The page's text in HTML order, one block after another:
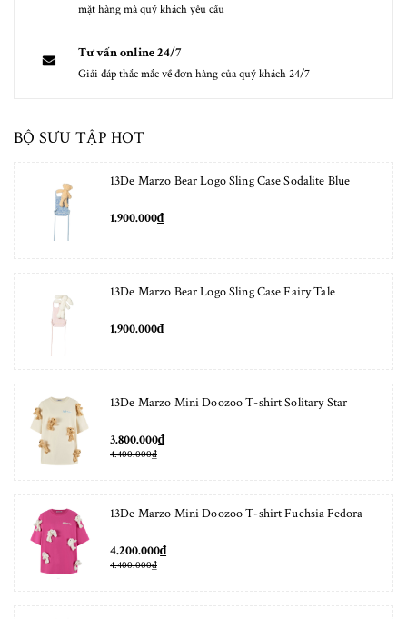
mặt hàng mà quý khách yêu cầu
Tư vấn online 24/7
Giải đáp thắc mắc về đơn hàng của quý khách 24/7
BỘ SƯU TẬP HOT
13De Marzo Bear Logo Sling Case Sodalite Blue
1.900.000₫
13De Marzo Bear Logo Sling Case Fairy Tale
1.900.000₫
13De Marzo Mini Doozoo T-shirt Solitary Star
3.800.000₫
4.400.000₫
13De Marzo Mini Doozoo T-shirt Fuchsia Fedora
4.200.000₫
4.400.000₫